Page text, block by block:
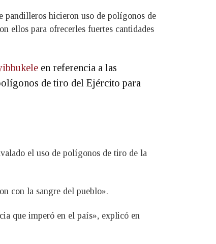
pandilleros hicieron uso de polígonos de
ellos para ofrecerles fuertes cantidades
en referencia a las
de tiro del Ejército para
el uso de polígonos de tiro de la
con la sangre del pueblo».
que imperó en el país», explicó en